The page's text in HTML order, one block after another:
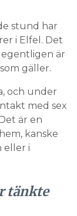
stund har
i Elfel. Det
egentligen är
gäller.
och under
med sex
är en
kanske
eller i
tänkte